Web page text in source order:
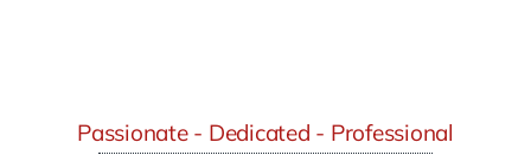
Passionate - Dedicated - Professional